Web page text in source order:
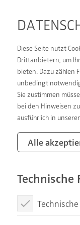
Diese Seite nutzt
Drittanbietern, um
bieten. Dazu zählen
unbedingt
Sie zustimmen
bei den Hinweisen
ausführlich in
Alle
Technische
Ein Haus ohne
mehr, als